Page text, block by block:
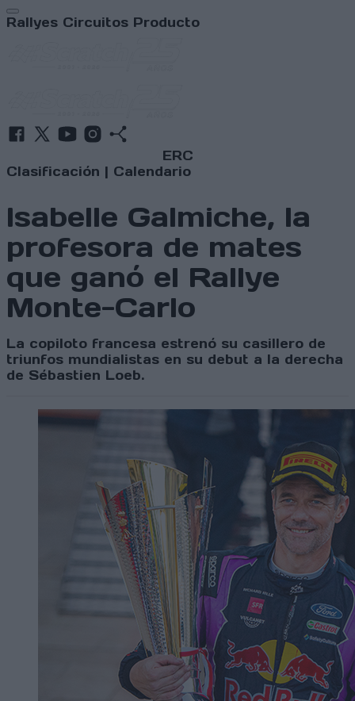
Abrir menú
Rallyes Circuitos Producto
ERC
Clasificación | Calendario
Isabelle Galmiche, la
profesora de mates
que ganó el Rallye
Monte-Carlo
La copiloto francesa estrenó su casillero de
triunfos mundialistas en su debut a la derecha
de Sébastien Loeb.